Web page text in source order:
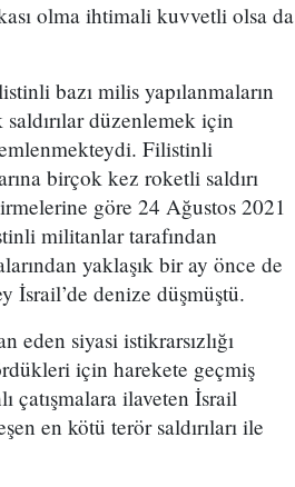
olma ihtimali kuvvetli olsa da
bazı milis yapılanmaların
düzenlemek için
Filistinli
birçok kez roketli saldırı
göre 24 Ağustos 2021
militanlar tarafından
yaklaşık bir ay önce de
İsrail’de denize düşmüştü.
eden siyasi istikrarsızlığı
için harekete geçmiş
çatışmalara ilaveten İsrail
en kötü terör saldırıları ile